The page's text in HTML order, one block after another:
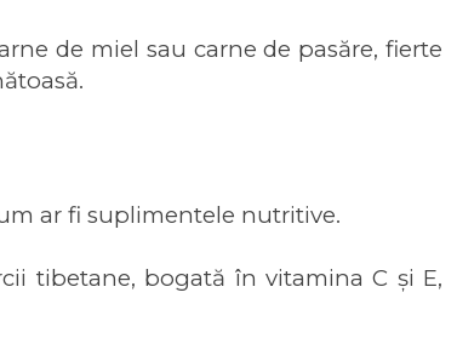
de miel sau carne de pasăre, fierte
ar fi suplimentele nutritive.
tibetane, bogată în vitamina C și E,